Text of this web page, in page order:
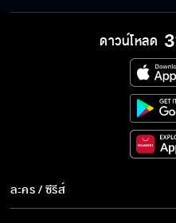
ดาวน์โหลด
ละคร / ซีรีส์
ละคร/ซีรีส์